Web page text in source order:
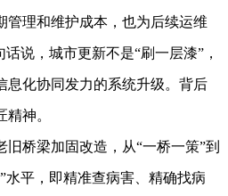
管理和维护成本，也为后续运维
说，城市更新不是“刷一层漆”，
息化协同发力的系统升级。背后
神。
桥梁加固改造，从“一桥一策”到
水平，即精准查病害、精确找病